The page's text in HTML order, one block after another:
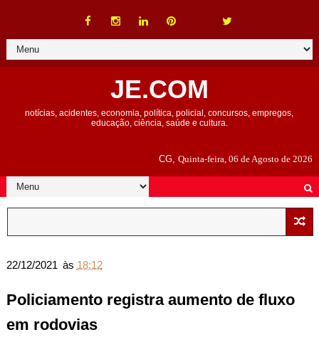
JE.COM
notícias, acidentes, economia, política, policial, concursos, empregos,
educação, ciência, saúde e cultura.
CG,Quinta-feira, 06 de Agosto de 2026
22/12/2021 às 18:12
Policiamento registra aumento de fluxo
em rodovias